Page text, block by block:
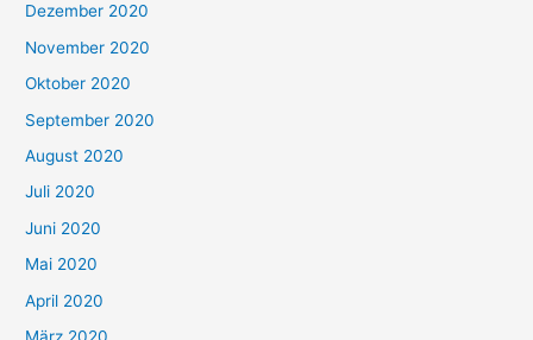
Dezember 2020
November 2020
Oktober 2020
September 2020
August 2020
Juli 2020
Juni 2020
Mai 2020
April 2020